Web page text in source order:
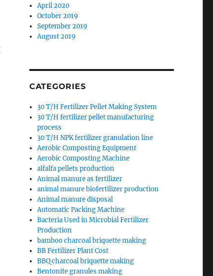
April 2020
October 2019
September 2019
August 2019
CATEGORIES
30 T/H Fertilizer Pellet Making System
30 T/H fertilizer pellet manufacturing
process
30 T/H NPK fertilizer granulation line
Aerobic Composting Equipment
Aerobic Composting Machine
alfalfa pellets production
Animal manure as fertilizer
animal manure biofertilizer production
Animal manure disposal
Automatic Packing Machine
Bacteria Used in Microbial Fertilizer
Production
bamboo charcoal briquette making
BB Fertilizer Plant Cost
BBQ charcoal briquette making
Bentonite granules making